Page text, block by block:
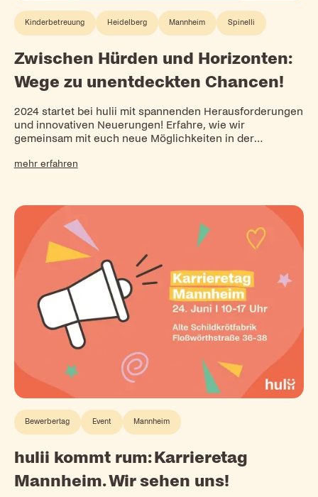
Kinderbetreuung Heidelberg Mannheim Spinelli
Zwischen Hürden und Horizonten:
Wege zu unentdeckten Chancen!
2024 startet bei hulii mit spannenden Herausforderungen
und innovativen Neuerungen! Erfahre, wie wir
gemeinsam mit euch neue Möglichkeiten in der
mehr erfahren
Bewerbertag Event Mannheim
hulii kommt rum: Karrieretag
Mannheim. Wir sehen uns!